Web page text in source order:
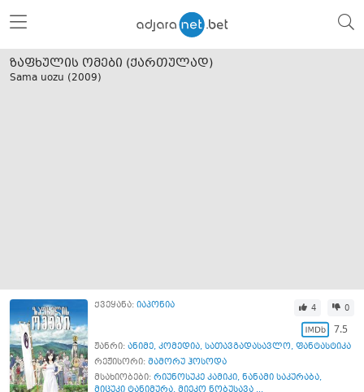
ზაფხულის ომები (ქართულად)
Sama uozu (2009)
ქვეყანა: იაპონია 4 0
7.5
ჟანრი: ანიმე, კომედია, სათავგადასავლო, ფანტასტიკა
რეჟისორი: მამორუ ჰოსოდა
მსახიობები: რიუნოსუკე კამიკი, ნანამი საკურაბა,